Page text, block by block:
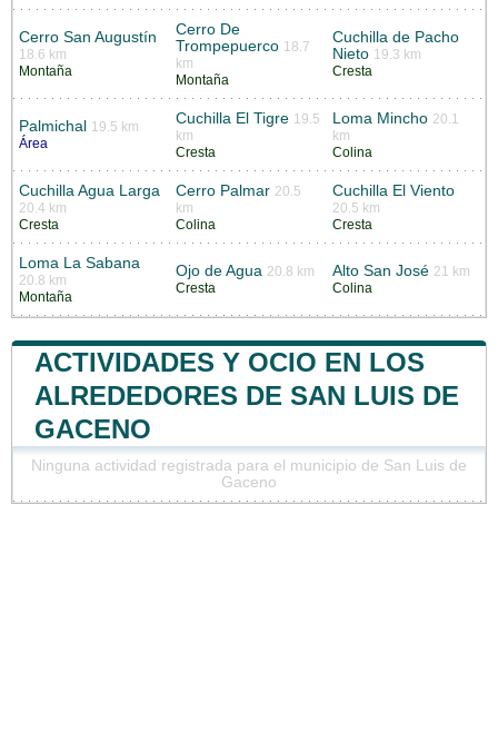
Cerro San Augustín
18.6 km
Montaña
Cerro De
Trompepuerco 18.7
km
Montaña
Cuchilla de Pacho
Nieto 19.3 km
Cresta
Palmichal
19.5 km
Área
Cuchilla El Tigre 19.5
km
Cresta
Loma Mincho 20.1
km
Colina
Cuchilla Agua Larga
20.4 km
Cresta
Cerro Palmar 20.5
km
Colina
Cuchilla El Viento
20.5 km
Cresta
Loma La Sabana
20.8 km
Montaña
Ojo de Agua 20.8 km
Cresta
Alto San José 21 km
Colina
ACTIVIDADES Y OCIO EN LOS
ALREDEDORES DE SAN LUIS DE
GACENO
Ninguna actividad registrada para el municipio de San Luis de
Gaceno